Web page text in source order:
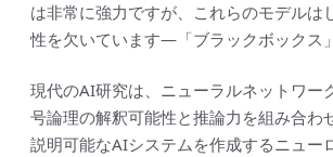
は非常に強力ですが、これらのモデルは
性を欠いています—「ブラックボックス
現代のAI研究は、ニューラルネットワー
号論理の解釈可能性と推論力を組み合わ
説明可能なAIシステムを作成するニュー